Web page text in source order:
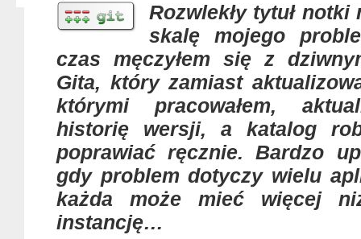
Rozwlekły tytuł
skalę mojego
czas męczyłem się z
Gita, który zamiast
którymi pracowałem,
historię wersji, a katalog
poprawiać ręcznie. Bardzo
gdy problem dotyczy wielu
każda może mieć więcej
instancję…